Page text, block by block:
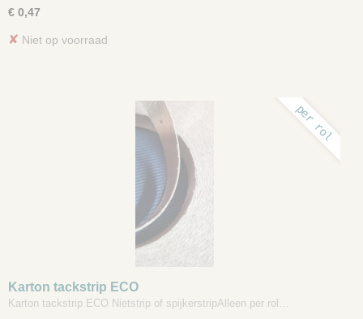
€ 0,47
✘ Niet op voorraad
per rol
Karton tackstrip ECO
Karton tackstrip ECO Nietstrip of spijkerstripAlleen per rol…